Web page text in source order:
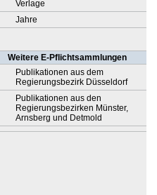
Verlage
Jahre
Weitere E-Pflichtsammlungen
Publikationen aus dem
Regierungsbezirk Düsseldorf
Publikationen aus den
Regierungsbezirken Münster,
Arnsberg und Detmold